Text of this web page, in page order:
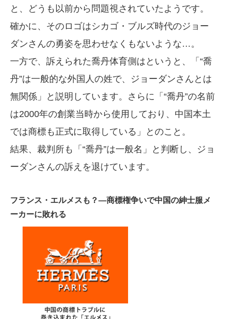
と、どうも以前から問題視されていたようです。
確かに、そのロゴはシカゴ・ブルズ時代のジョー
ダンさんの勇姿を思わせなくもないような…。
一方で、訴えられた喬丹体育側はというと、「“喬
丹”は一般的な外国人の姓で、ジョーダンさんとは
無関係」と説明しています。さらに「“喬丹”の名前
は2000年の創業当時から使用しており、中国本土
では商標も正式に取得している」とのこと。
結果、裁判所も「“喬丹”は一般名」と判断し、ジョ
ーダンさんの訴えを退けています。
フランス・エルメスも？—商標権争いで中国の紳士服メ
ーカーに敗れる